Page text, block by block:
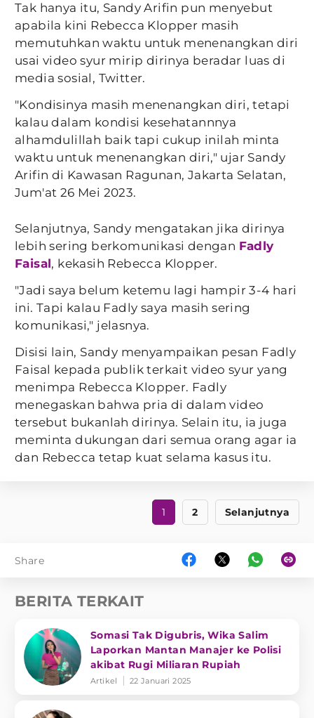
Tak hanya itu, Sandy Arifin pun menyebut
apabila kini Rebecca Klopper masih
memutuhkan waktu untuk menenangkan diri
usai video syur mirip dirinya beradar luas di
media sosial, Twitter.
"Kondisinya masih menenangkan diri, tetapi
kalau dalam kondisi kesehatannnya
alhamdulillah baik tapi cukup inilah minta
waktu untuk menenangkan diri," ujar Sandy
Arifin di Kawasan Ragunan, Jakarta Selatan,
Jum'at 26 Mei 2023.
Selanjutnya, Sandy mengatakan jika dirinya
lebih sering berkomunikasi dengan Fadly
Faisal, kekasih Rebecca Klopper.
"Jadi saya belum ketemu lagi hampir 3-4 hari
ini. Tapi kalau Fadly saya masih sering
komunikasi," jelasnya.
Disisi lain, Sandy menyampaikan pesan Fadly
Faisal kepada publik terkait video syur yang
menimpa Rebecca Klopper. Fadly
menegaskan bahwa pria di dalam video
tersebut bukanlah dirinya. Selain itu, ia juga
meminta dukungan dari semua orang agar ia
dan Rebecca tetap kuat selama kasus itu.
1 2 Selanjutnya
Share
BERITA TERKAIT
Somasi Tak Digubris, Wika Salim
Laporkan Mantan Manajer ke Polisi
akibat Rugi Miliaran Rupiah
Artikel 22 Januari 2025